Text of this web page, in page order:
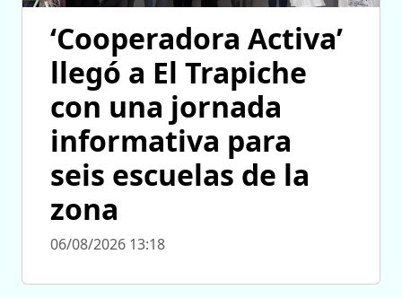
‘Cooperadora Activa’
llegó a El Trapiche
con una jornada
informativa para
seis escuelas de la
zona
06/08/2026 13:18